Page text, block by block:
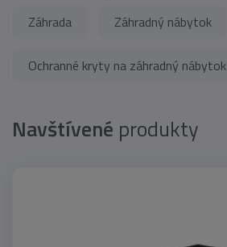
Záhrada Záhradný nábytok
Ochranné kryty na záhradný nábytok
Navštívené produkty